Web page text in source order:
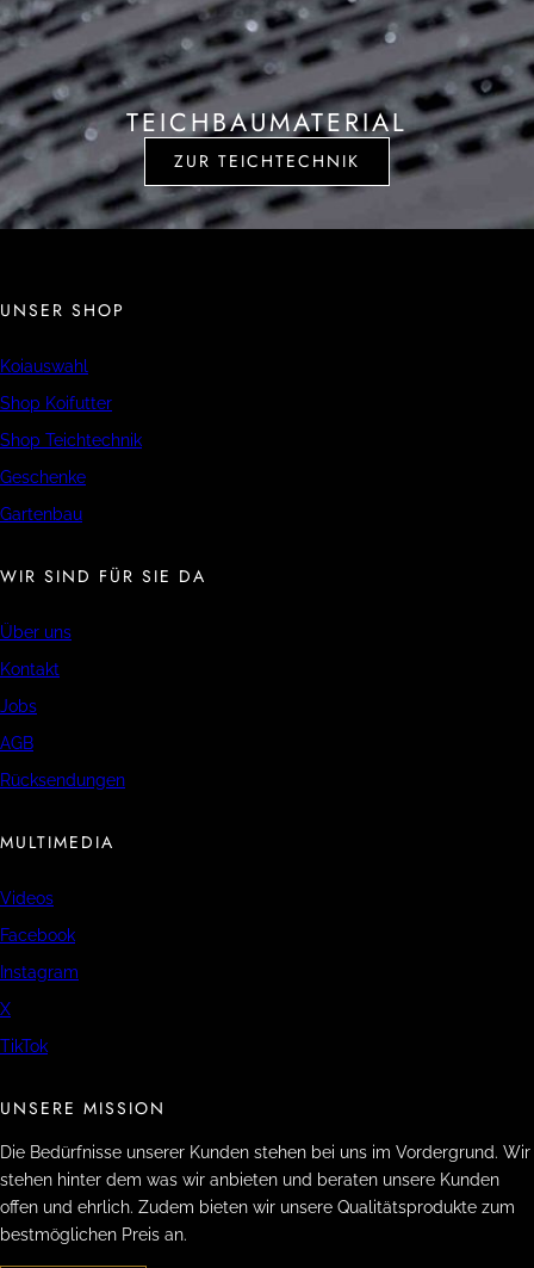
TEICHBAUMATERIAL
ZUR TEICHTECHNIK
UNSER SHOP
Koiauswahl
Shop Koifutter
Shop Teichtechnik
Geschenke
Gartenbau
WIR SIND FÜR SIE DA
Über uns
Kontakt
Jobs
AGB
Rücksendungen
MULTIMEDIA
Videos
Facebook
Instagram
X
TikTok
UNSERE MISSION
Die Bedürfnisse unserer Kunden stehen bei uns im Vordergrund. Wir
stehen hinter dem was wir anbieten und beraten unsere Kunden
offen und ehrlich. Zudem bieten wir unsere Qualitätsprodukte zum
bestmöglichen Preis an.